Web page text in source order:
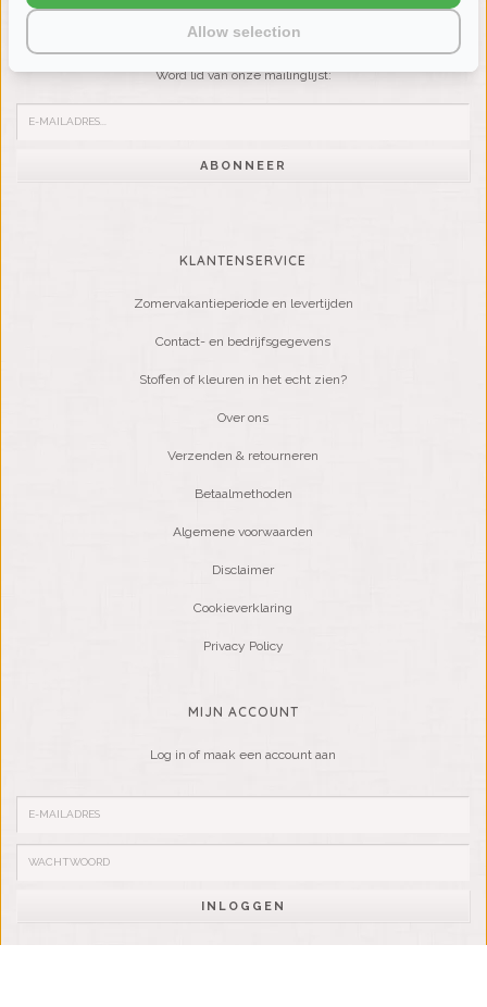
Wilt u op de hoogte blijven?
Word lid van onze mailinglijst:
ABONNEER
KLANTENSERVICE
Zomervakantieperiode en levertijden
Contact- en bedrijfsgegevens
Stoffen of kleuren in het echt zien?
Over ons
Verzenden & retourneren
Betaalmethoden
Algemene voorwaarden
Disclaimer
Cookieverklaring
Privacy Policy
MIJN ACCOUNT
Log in of maak een account aan
INLOGGEN
Allow selection